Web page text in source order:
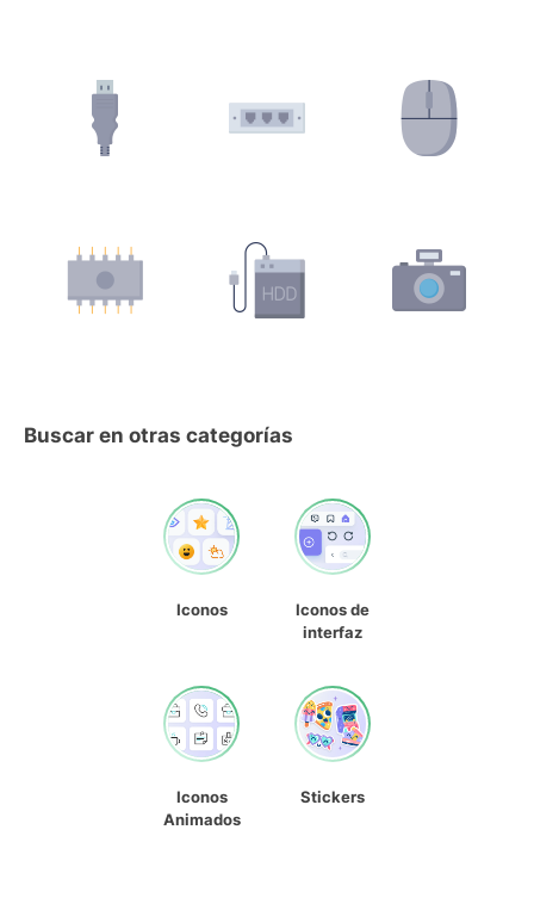
Buscar en otras categorías
Iconos
Iconos de
interfaz
Iconos
Animados
Stickers